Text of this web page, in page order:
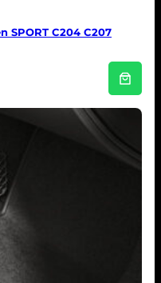
SPORT C204 C207